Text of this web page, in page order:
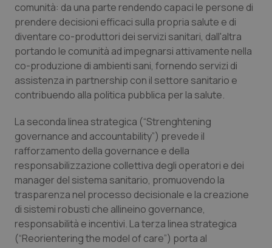
Valle D’Aosta
Veneto
Oncodermatologia
Oncoematologia
Oncologia & Nutrizione
Psoriasi & pelle
Quotidiano Cardiologia
Quotidiano Chirurgia
Quotidiano Oncologia
Quotidiano Pediatria
comunità: da una parte rendendo capaci le persone di
prendere decisioni efficaci sulla propria salute e di
diventare co-produttori dei servizi sanitari, dall'altra
portando le comunità ad impegnarsi attivamente nella
co-produzione di ambienti sani, fornendo servizi di
assistenza in partnership con il settore sanitario e
contribuendo alla politica pubblica per la salute.
La seconda linea strategica (“Strenghtening
governance and accountability”) prevede il
rafforzamento della governance e della
responsabilizzazione collettiva degli operatori e dei
manager del sistema sanitario, promuovendo la
trasparenza nel processo decisionale e la creazione
di sistemi robusti che allineino governance,
responsabilità e incentivi. La terza linea strategica
(“Reorientering the model of care”) porta al